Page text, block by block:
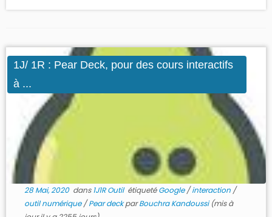
1J/ 1R : Pear Deck, pour des cours interactifs
à ...
28 Mai, 2020dans1J1R Outil étiquetéGoogle/interaction /
outil numérique/Pear deckparBouchra Kandoussi(mis à